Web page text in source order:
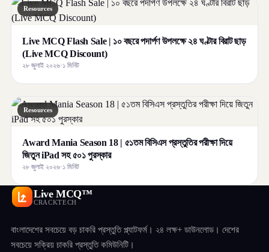
Resources
Live MCQ Flash Sale | ১০ বছরে পদার্পণ উপলক্ষে ২৪ ঘণ্টার বিরাট ছাড়
(Live MCQ Discount)
২৮ জুলাই ২০২৬·১ মিনিট
Resources
Award Mania Season 18 | ৫১তম বিসিএস প্রস্তুতির পরীক্ষা দিয়ে
জিতুন iPad সহ ৫০১ পুরস্কার
২৮ জুলাই ২০২৬·১ মিনিট
Live MCQ™
CRACKTECH
বাংলাদেশের সবচেয়ে বড় চাকরি প্রস্তুতি প্ল্যাটফর্ম। ২৪ লক্ষ+ ডাউনলোড। দেশের
সবচেয়ে সক্রিয় চাকরি প্রস্তুতি কমিউনিটি।